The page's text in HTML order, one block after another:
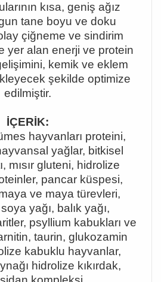
kısa, geniş ağız
tane boyu ve doku
çiğneme ve sindirim
yer alan enerji ve protein
kemik ve eklem
şekilde optimize
edilmiştir.
İÇERİK:
hayvanları proteini,
yağlar, bitkisel
mısır gluteni, hidrolize
pancar küspesi,
ve maya türevleri,
yağı, balık yağı,
psyllium kabukları ve
taurin, glukozamin
kabuklu hayvanlar,
hidrolize kıkırdak,